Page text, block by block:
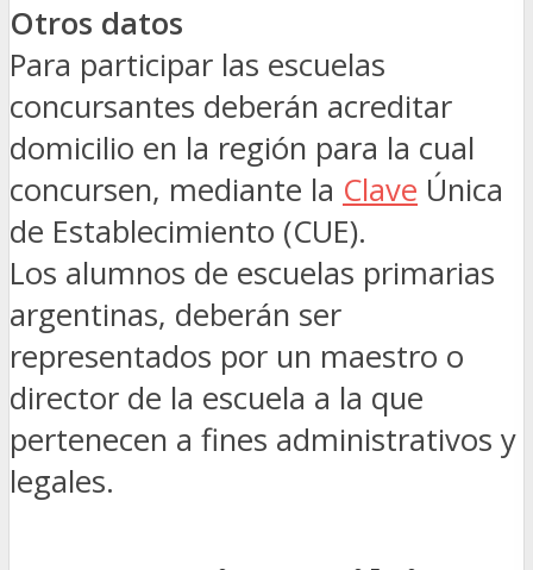
Otros datos
Para participar las escuelas
concursantes deberán acreditar
domicilio en la región para la cual
concursen, mediante la Clave Única
de Establecimiento (CUE).
Los alumnos de escuelas primarias
argentinas, deberán ser
representados por un maestro o
director de la escuela a la que
pertenecen a fines administrativos y
legales.